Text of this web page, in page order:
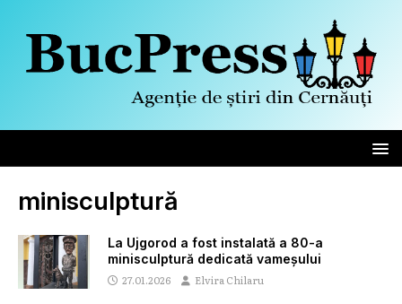
minisculptură
La Ujgorod a fost instalată a 80-a
minisculptură dedicată vameșului
27.01.2026 Elvira Chilaru